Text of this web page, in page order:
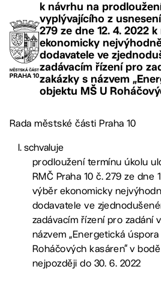
k návrhu na
vyplývajícího z
279 ze dne 12. 4. 2022
ekonomicky
dodavatele ve
zadávacím řízení pro
zakázky s názvem
objektu MŠ U
Rada městské části Praha 10
schvaluje
prodloužení termínu úkolu
RMČ Praha 10 č. 279 ze dne
výběr ekonomicky
dodavatele ve
zadávacím řízení pro zadání
názvem „Energetická
Roháčových kasáren“ v
nejpozději do 30. 6. 2022